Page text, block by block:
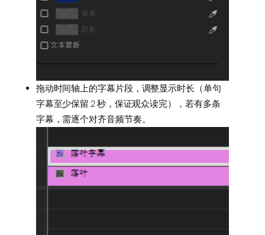
拖动时间轴上的字幕片段，调整显示时长（单句
字幕至少保留 2 秒，保证观众读完），若有多条
字幕，需逐个对齐音频节奏。